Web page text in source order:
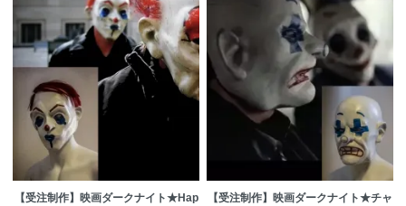
【受注制作】映画ダークナイト★Hap
【受注制作】映画ダークナイト★チャ